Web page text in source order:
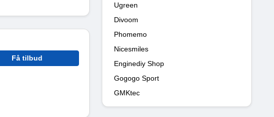
Få tilbud
Ugreen
Divoom
Phomemo
Nicesmiles
Enginediy Shop
Gogogo Sport
GMKtec